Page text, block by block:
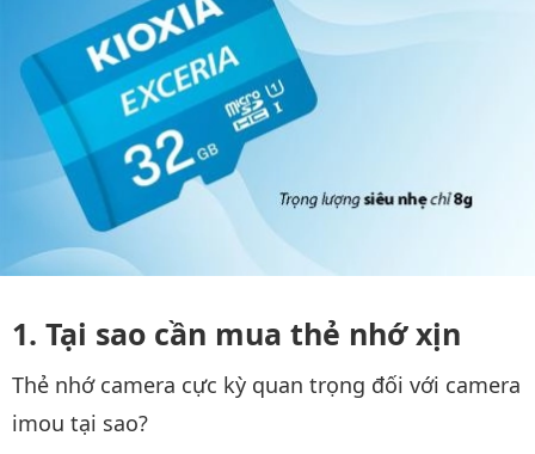
Tại sao cần mua thẻ nhớ xịn
Thẻ nhớ camera cực kỳ quan trọng đối với camera
imou tại sao?